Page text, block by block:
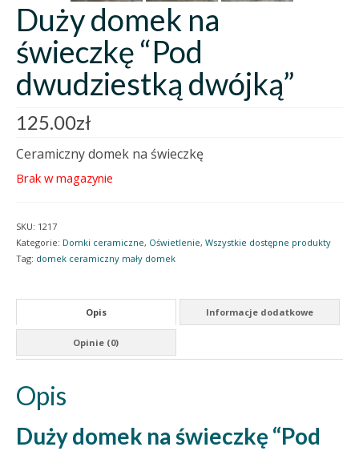
Duży domek na
świeczkę “Pod
dwudziestką dwójką”
125.00zł
Ceramiczny domek na świeczkę
Brak w magazynie
SKU: 1217
Kategorie: Domki ceramiczne, Oświetlenie, Wszystkie dostępne produkty
Tag: domek ceramiczny mały domek
Opis Informacje dodatkowe
Opinie (0)
Opis
Duży domek na świeczkę “Pod